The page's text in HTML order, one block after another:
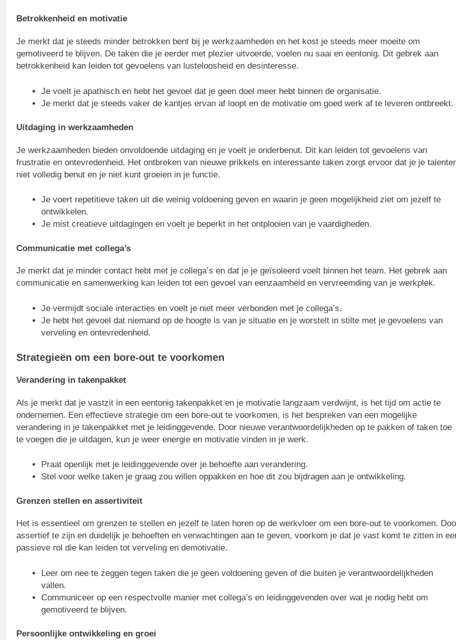
Betrokkenheid en motivatie
Je merkt dat je steeds minder betrokken bent bij je werkzaamheden en het kost je steeds meer moeite om
gemotiveerd te blijven. De taken die je eerder met plezier uitvoerde, voelen nu saai en eentonig. Dit gebrek aan
betrokkenheid kan leiden tot gevoelens van lusteloosheid en desinteresse.
Je voelt je apathisch en hebt het gevoel dat je geen doel meer hebt binnen de organisatie.
Je merkt dat je steeds vaker de kantjes ervan af loopt en de motivatie om goed werk af te leveren ontbreekt.
Uitdaging in werkzaamheden
Je werkzaamheden bieden onvoldoende uitdaging en je voelt je onderbenut. Dit kan leiden tot gevoelens van
frustratie en ontevredenheid. Het ontbreken van nieuwe prikkels en interessante taken zorgt ervoor dat je je
niet volledig benut en je niet kunt groeien in je functie.
Je voert repetitieve taken uit die weinig voldoening geven en waarin je geen mogelijkheid ziet om jezelf te
ontwikkelen.
Je mist creatieve uitdagingen en voelt je beperkt in het ontplooien van je vaardigheden.
Communicatie met collega’s
Je merkt dat je minder contact hebt met je collega’s en dat je je geïsoleerd voelt binnen het team. Het gebrek aan
communicatie en samenwerking kan leiden tot een gevoel van eenzaamheid en vervreemding van je werkplek.
Je vermijdt sociale interacties en voelt je niet meer verbonden met je collega’s.
Je hebt het gevoel dat niemand op de hoogte is van je situatie en je worstelt in stilte met je gevoelens van
verveling en ontevredenheid.
Strategieën om een bore-out te voorkomen
Verandering in takenpakket
Als je merkt dat je vastzit in een eentonig takenpakket en je motivatie langzaam verdwijnt, is het tijd om actie te
ondernemen. Een effectieve strategie om een bore-out te voorkomen, is het bespreken van een mogelijke
verandering in je takenpakket met je leidinggevende. Door nieuwe verantwoordelijkheden op te pakken of taken toe
te voegen die je uitdagen, kun je weer energie en motivatie vinden in je werk.
Praat openlijk met je leidinggevende over je behoefte aan verandering.
Stel voor welke taken je graag zou willen oppakken en hoe dit zou bijdragen aan je ontwikkeling.
Grenzen stellen en assertiviteit
Het is essentieel om grenzen te stellen en jezelf te laten horen op de werkvloer om een bore-out te voorkomen.
assertief te zijn en duidelijk je behoeften en verwachtingen aan te geven, voorkom je dat je vast komt te zitten in
passieve rol die kan leiden tot verveling en demotivatie.
Leer om nee te zeggen tegen taken die je geen voldoening geven of die buiten je verantwoordelijkheden
vallen.
Communiceer op een respectvolle manier met collega’s en leidinggevenden over wat je nodig hebt om
gemotiveerd te blijven.
Persoonlijke ontwikkeling en groei